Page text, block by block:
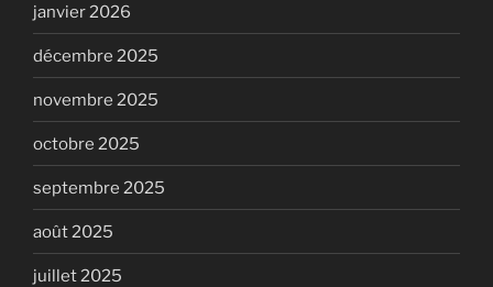
janvier 2026
décembre 2025
novembre 2025
octobre 2025
septembre 2025
août 2025
juillet 2025